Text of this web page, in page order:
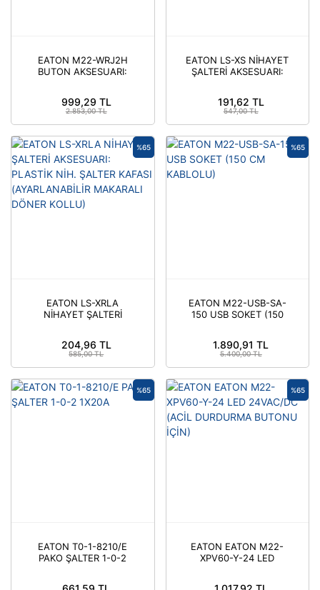
EATON M22-WRJ2H
BUTON AKSESUARI:
YATAY HAREKETLİ
999,29 TL
2.853,00 TL
EATON LS-XS NİHAYET
ŞALTERİ AKSESUARI:
ÇUBUKLU)
191,62 TL
547,00 TL
EATON LS-XRLA
NİHAYET ŞALTERİ
(AYARLANABİLİR
MAKARALI DÖNER
KOLLU)
%65
204,96 TL
585,00 TL
EATON M22-USB-SA-
150 USB SOKET (150
%65
1.890,91 TL
5.400,00 TL
EATON T0-1-8210/E
PAKO ŞALTER 1-0-2
%65
EATON EATON M22-
XPV60-Y-24 LED
%65